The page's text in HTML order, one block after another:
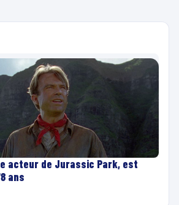
acteur de Jurassic Park, est
ans